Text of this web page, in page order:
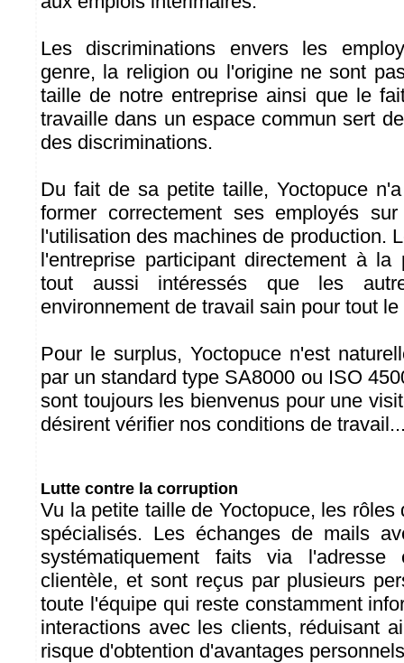
Les discriminations envers les
genre, la religion ou l'origine ne sont
taille de notre entreprise ainsi que le
travaille dans un espace commun sert
des discriminations.
Du fait de sa petite taille, Yoctopuce
former correctement ses employés
l'utilisation des machines de production.
l'entreprise participant directement à la
tout aussi intéressés que les
environnement de travail sain pour tout le
Pour le surplus, Yoctopuce n'est
par un standard type SA8000 ou ISO
sont toujours les bienvenus pour une
désirent vérifier nos conditions de
Lutte contre la corruption
Vu la petite taille de Yoctopuce, les rôles
spécialisés. Les échanges de mails
systématiquement faits via l'adresse
clientèle, et sont reçus par plusieurs
toute l'équipe qui reste constamment
interactions avec les clients, réduisant
risque d'obtention d'avantages